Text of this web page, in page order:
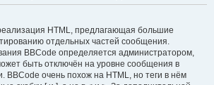
HTML, предлагающая большие
отдельных частей сообщения.
BBCode определяется администратором,
быть отключён на уровне сообщения в
BBCode очень похож на HTML, но теги в нём